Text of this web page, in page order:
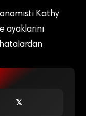
Kathy
ayaklarını
𝕏